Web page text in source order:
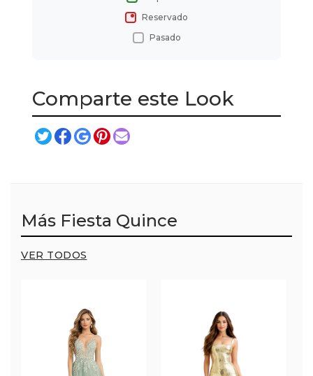
Reservado
Pasado
Comparte este Look
Más Fiesta Quince
VER TODOS